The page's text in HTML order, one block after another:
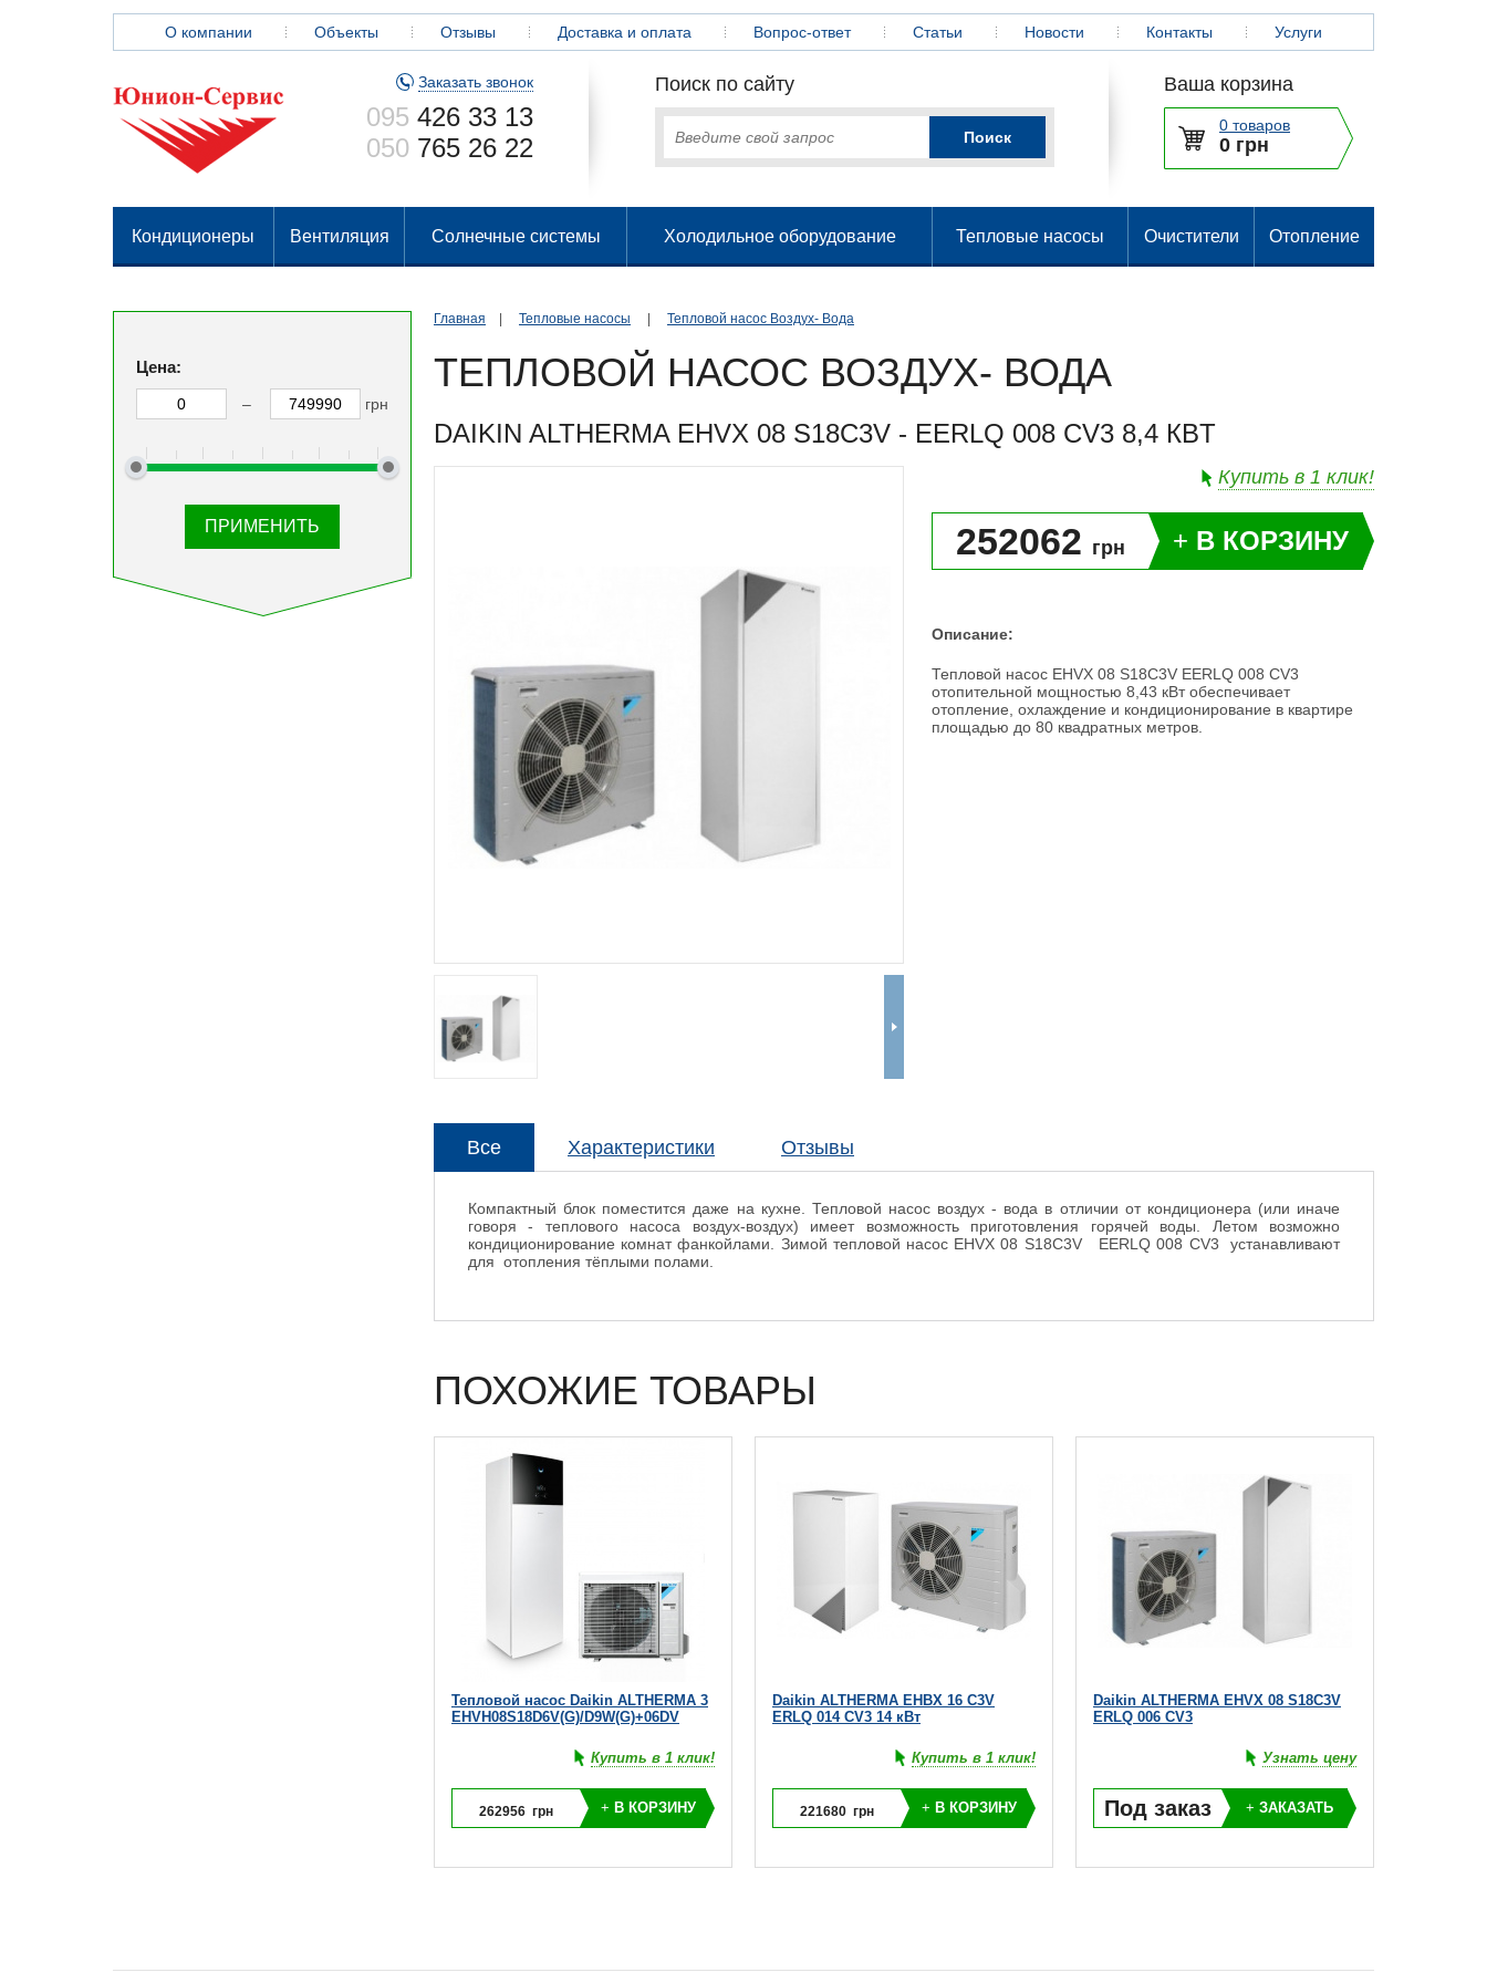
О компании Объекты Отзывы Доставка и оплата Вопрос-ответ Статьи Новости Контакты Услуги
Заказать звонок
095 426 33 13
050 765 26 22
Поиск по сайту Ваша корзина
0 товаров
0 грн
Кондиционеры Вентиляция Солнечные системы Холодильное оборудование Тепловые насосы Очистители Отопление
Главная Тепловые насосы Тепловой насос Воздух- Вода
ТЕПЛОВОЙ НАСОС ВОЗДУХ- ВОДА
DAIKIN ALTHERMA EHVX 08 S18C3V - EERLQ 008 CV3 8,4 КBТ
Купить в 1 клик!
252062 грн + В КОРЗИНУ
Описание:
Тепловой насос EHVX 08 S18C3V EERLQ 008 CV3
отопительной мощностью 8,43 кВт обеспечивает
отопление, охлаждение и кондиционирование в квартире
площадью до 80 квадратных метров.
Все Характеристики Отзывы
Компактный блок поместится даже на кухне. Тепловой насос воздух - вода в отличии от кондиционера (или иначе
говоря - теплового насоса воздух-воздух) имеет возможность приготовления горячей воды. Летом возможно
кондиционирование комнат фанкойлами. Зимой тепловой насос EHVX 08 S18C3V EERLQ 008 CV3 устанавливают
для отопления тёплыми полами.
ПОХОЖИЕ ТОВАРЫ
Тепловой насос Daikin ALTHERMA 3
EHVH08S18D6V(G)/D9W(G)+06DV
Купить в 1 клик!
262956 грн + В КОРЗИНУ
Daikin ALTHERMA EHBX 16 C3V
ERLQ 014 CV3 14 кBт
Купить в 1 клик!
221680 грн + В КОРЗИНУ
Daikin ALTHERMA EHVX 08 S18C3V
ERLQ 006 CV3
Узнать цену
Под заказ + ЗАКАЗАТЬ
Цена:
– грн